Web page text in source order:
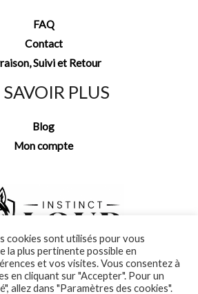
FAQ
Contact
Suivi et Retour
SAVOIR PLUS
Blog
Mon compte
cookies sont utilisés pour vous
la plus pertinente possible en
et vos visites. Vous consentez à
en cliquant sur "Accepter". Pour un
allez dans "Paramètres des cookies".